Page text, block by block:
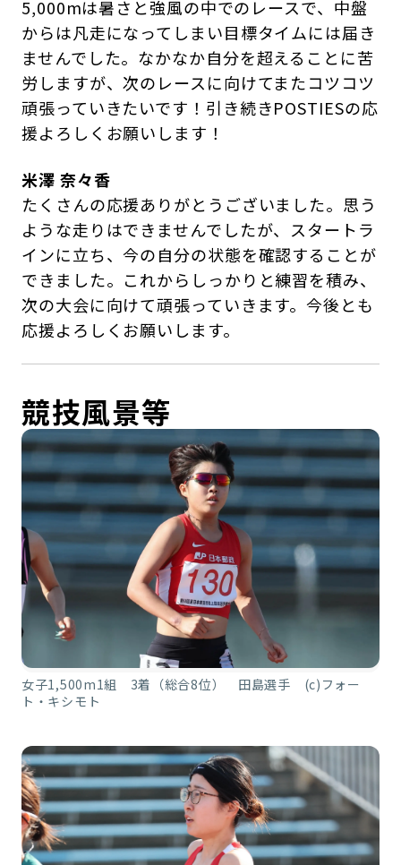
5,000mは暑さと強風の中でのレースで、中盤
からは凡走になってしまい目標タイムには届き
ませんでした。なかなか自分を超えることに苦
労しますが、次のレースに向けてまたコツコツ
頑張っていきたいです！引き続きPOSTIESの応
援よろしくお願いします！
米澤 奈々香
たくさんの応援ありがとうございました。思う
ような走りはできませんでしたが、スタートラ
インに立ち、今の自分の状態を確認することが
できました。これからしっかりと練習を積み、
次の大会に向けて頑張っていきます。今後とも
応援よろしくお願いします。
競技風景等
女子1,500m1組 3着（総合8位） 田島選手 (c)フォー
ト・キシモト